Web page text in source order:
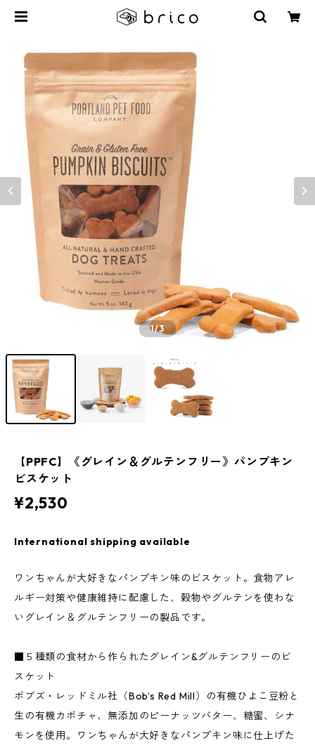
1/3
【PPFC】《グレイン＆グルテンフリー》パンプキン
ビスケット
¥2,530
International shipping available
ワンちゃんが大好きなパンプキン味のビスケット。食物アレ
ルギー対策や健康維持に配慮した、穀物やグルテンを使わな
いグレイン＆グルテンフリーの製品です。
■５種類の食材から作られたグレイン&グルテンフリーのビ
スケット
ボブズ・レッドミル社（Bob’s Red Mill）の有機ひよこ豆粉と
生の有機カボチャ、無添加のピーナッツバター、糖蜜、シナ
モンを使用。ワンちゃんが大好きなパンプキン味に仕上げた